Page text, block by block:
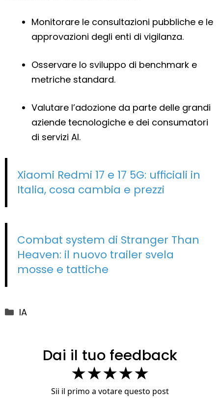
Monitorare le consultazioni pubbliche e le
approvazioni degli enti di vigilanza.
Osservare lo sviluppo di benchmark e
metriche standard.
Valutare l’adozione da parte delle grandi
aziende tecnologiche e dei consumatori
di servizi AI.
Xiaomi Redmi 17 e 17 5G: ufficiali in
Italia, cosa cambia e prezzi
Combat system di Stranger Than
Heaven: il nuovo trailer svela
mosse e tattiche
Categorie
IA
Dai il tuo feedback
★★★★★
Sii il primo a votare questo post